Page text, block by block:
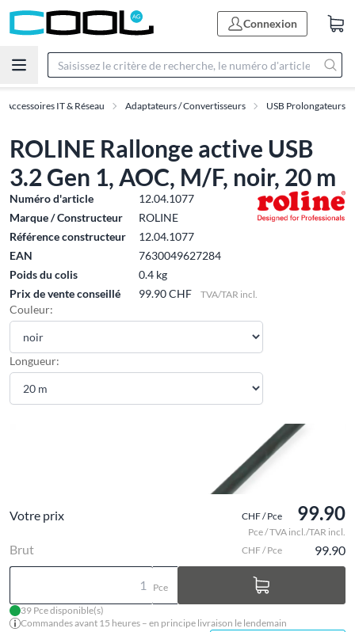
Connexion
Accessoires IT & Réseau Adaptateurs / Convertisseurs USB Prolongateurs
ROLINE Rallonge active USB
3.2 Gen 1, AOC, M/F, noir, 20 m
Numéro d'article
12.04.1077
Marque / Constructeur
ROLINE
Référence constructeur
12.04.1077
EAN
7630049627284
Poids du colis
0.4 kg
Prix de vente conseillé
99.90 CHF TVA/TAR incl.
Couleur:
Longueur:
Votre prix CHF / Pce 99.90
Pce / TVA incl./TAR incl.
Brut CHF / Pce 99.90
Pce
39 Pce disponible(s)
Commandes avant 15 heures – en principe livraison le lendemain